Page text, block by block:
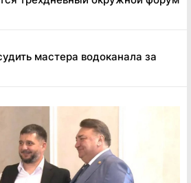
мастера водоканала за